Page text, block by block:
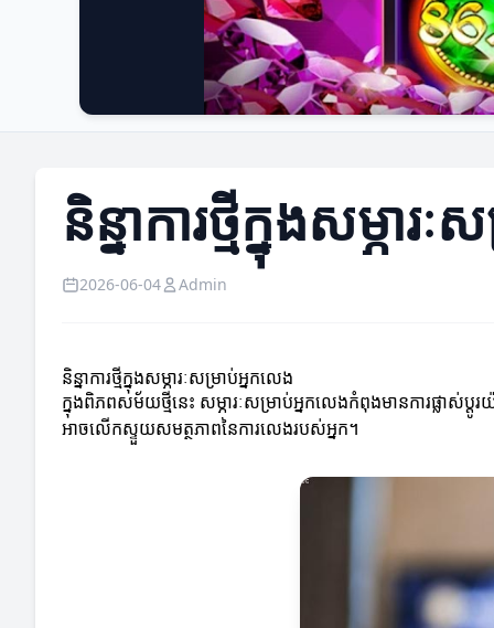
និន្នាការថ្មីក្នុងសម្ភារ
2026-06-04 Admin
និន្នាការថ្មីក្នុងសម្ភារៈសម្រាប់អ្នកលេង
ក្នុងពិភពសម័យថ្មីនេះ សម្ភារៈសម្រាប់អ្នកលេងកំពុងមានការផ្លាស់ប្តូ
អាចលើកស្ទួយសមត្ថភាពនៃការលេងរបស់អ្នក។